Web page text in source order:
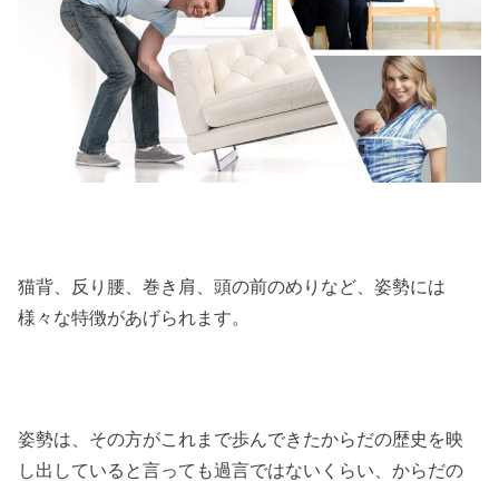
猫背、反り腰、巻き肩、頭の前のめりなど、姿勢には
様々な特徴があげられます。
姿勢は、その方がこれまで歩んできたからだの歴史を映
し出していると言っても過言ではないくらい、からだの